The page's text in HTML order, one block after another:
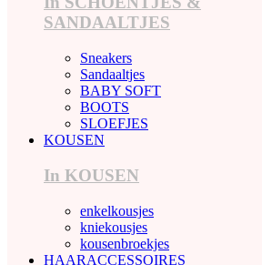
SANDAALTJES
Sneakers
Sandaaltjes
BABY SOFT
BOOTS
SLOEFJES
KOUSEN
In KOUSEN
enkelkousjes
kniekousjes
kousenbroekjes
HAARACCESSOIRES